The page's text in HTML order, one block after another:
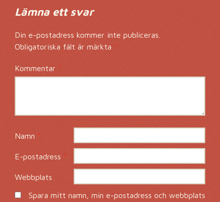
Lämna ett svar
Din e-postadress kommer inte publiceras.
Obligatoriska fält är märkta*
Kommentar*
Namn *
E-postadress*
Webbplats
Spara mitt namn, min e-postadress och webbplats